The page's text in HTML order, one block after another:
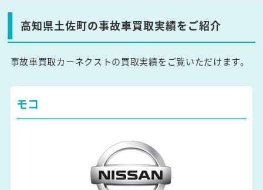
高知県土佐町の事故車買取実績をご紹介
事故車買取カーネクストの買取実績をご覧いただけます。
モコ